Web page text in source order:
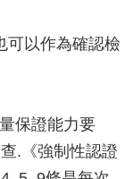
可以作為確認檢
保證能力要
.《強制性認證